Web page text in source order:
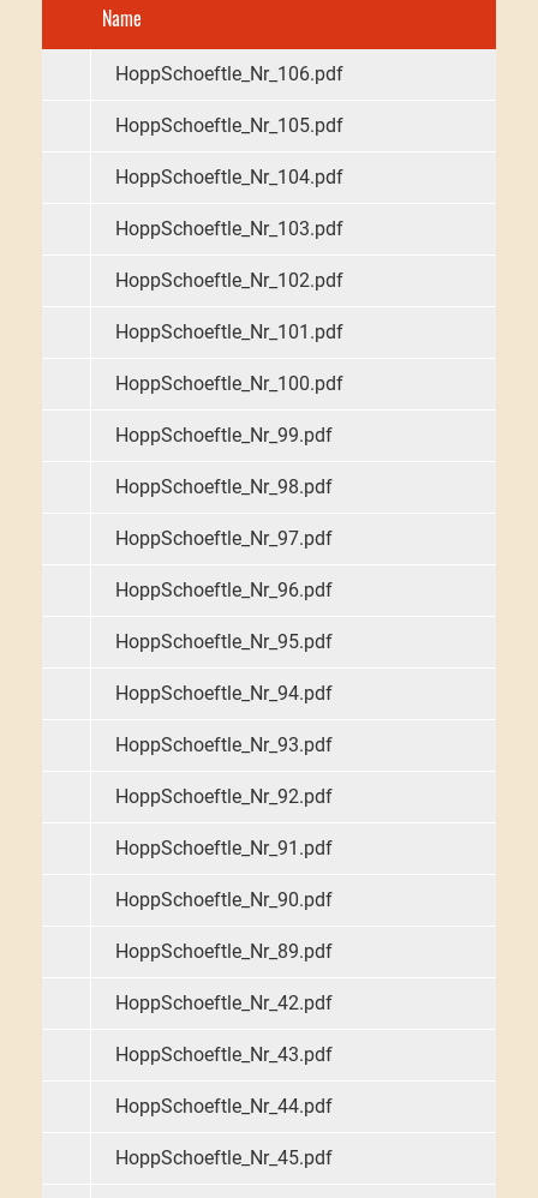
Name
HoppSchoeftle_Nr_106.pdf
HoppSchoeftle_Nr_105.pdf
HoppSchoeftle_Nr_104.pdf
HoppSchoeftle_Nr_103.pdf
HoppSchoeftle_Nr_102.pdf
HoppSchoeftle_Nr_101.pdf
HoppSchoeftle_Nr_100.pdf
HoppSchoeftle_Nr_99.pdf
HoppSchoeftle_Nr_98.pdf
HoppSchoeftle_Nr_97.pdf
HoppSchoeftle_Nr_96.pdf
HoppSchoeftle_Nr_95.pdf
HoppSchoeftle_Nr_94.pdf
HoppSchoeftle_Nr_93.pdf
HoppSchoeftle_Nr_92.pdf
HoppSchoeftle_Nr_91.pdf
HoppSchoeftle_Nr_90.pdf
HoppSchoeftle_Nr_89.pdf
HoppSchoeftle_Nr_42.pdf
HoppSchoeftle_Nr_43.pdf
HoppSchoeftle_Nr_44.pdf
HoppSchoeftle_Nr_45.pdf